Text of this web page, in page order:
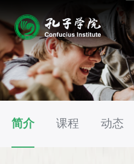
简介 课程 动态